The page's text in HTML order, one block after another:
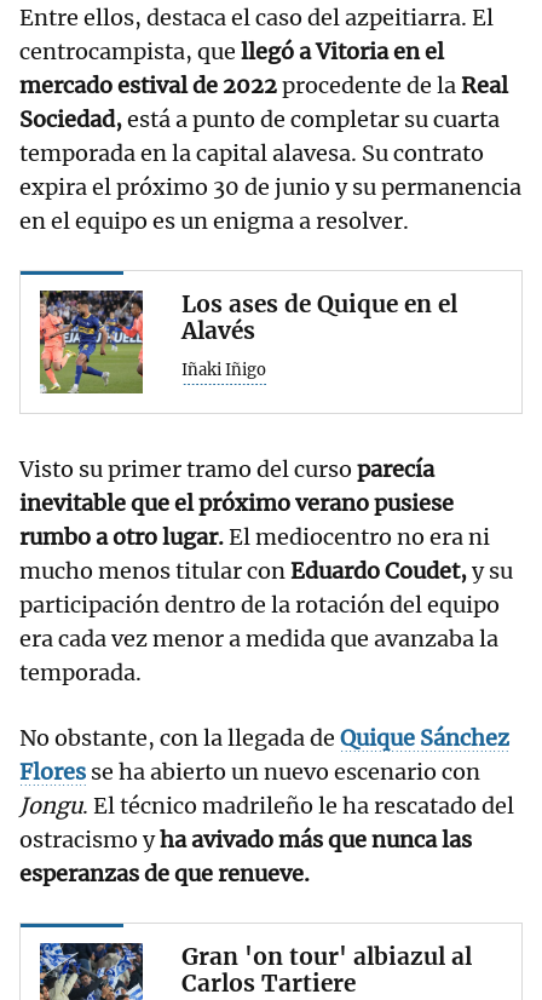
Entre ellos, destaca el caso del azpeitiarra. El
centrocampista, que llegó a Vitoria en el
mercado estival de 2022procedente de laReal
Sociedad,está a punto de completar su cuarta
temporada en la capital alavesa. Su contrato
expira el próximo 30 de junio y su permanencia
en el equipo es un enigma a resolver.
Los ases de Quique en el
Alavés
Iñaki Iñigo
Visto su primer tramo del curso parecía
inevitable que el próximo verano pusiese
rumbo a otro lugar.El mediocentro no era ni
mucho menos titular conEduardo Coudet,y su
participación dentro de la rotación del equipo
era cada vez menor a medida que avanzaba la
temporada.
No obstante, con la llegada de Quique Sánchez
Flores se ha abierto un nuevo escenario con
Jongu. El técnico madrileño le ha rescatado del
ostracismo yha avivado más que nunca las
esperanzas de que renueve.
Gran 'on tour' albiazul al
Carlos Tartiere